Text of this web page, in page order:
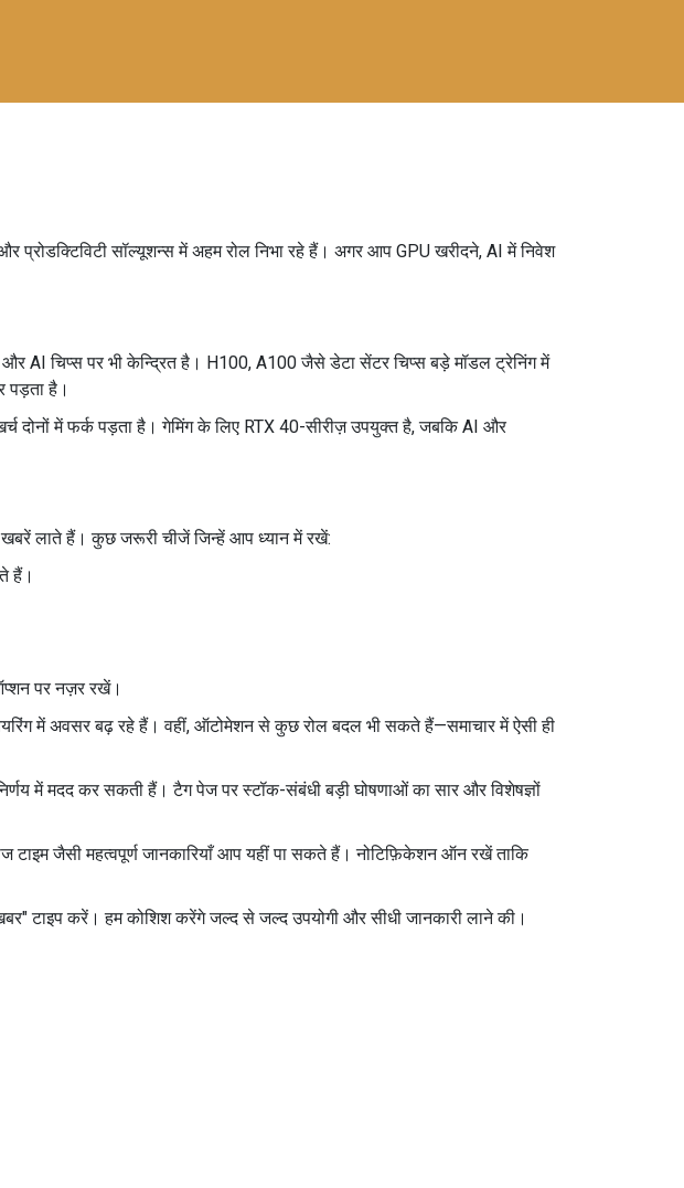
प्रोडक्टिविटी सॉल्यूशन्स में अहम रोल निभा रहे हैं। अगर आप GPU खरीदने, AI में निवेश
और AI चिप्स पर भी केन्द्रित है। H100, A100 जैसे डेटा सेंटर चिप्स बड़े मॉडल ट्रेनिंग में
पड़ता है।
दोनों में फर्क पड़ता है। गेमिंग के लिए RTX 40-सीरीज़ उपयुक्त है, जबकि AI और
खबरें लाते हैं। कुछ जरूरी चीजें जिन्हें आप ध्यान में रखें:
हैं।
पर नज़र रखें।
में अवसर बढ़ रहे हैं। वहीं, ऑटोमेशन से कुछ रोल बदल भी सकते हैं—समाचार में ऐसी ही
में मदद कर सकती हैं। टैग पेज पर स्टॉक-संबंधी बड़ी घोषणाओं का सार और विशेषज्ञों
जैसी महत्वपूर्ण जानकारियाँ आप यहीं पा सकते हैं। नोटिफ़िकेशन ऑन रखें ताकि
टाइप करें। हम कोशिश करेंगे जल्द से जल्द उपयोगी और सीधी जानकारी लाने की।